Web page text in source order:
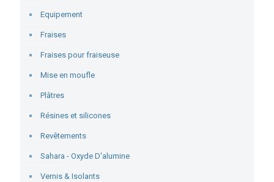
Equipement
Fraises
Fraises pour fraiseuse
Mise en moufle
Plâtres
Résines et silicones
Revêtements
Sahara - Oxyde D'alumine
Vernis & Isolants